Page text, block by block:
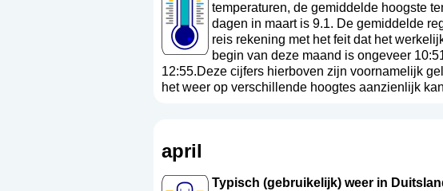
temperaturen, de gemiddelde hoogste
dagen in maart is 9.1. De gemiddelde
reis rekening met het feit dat het
begin van deze maand is ongeveer
12:55.Deze cijfers hierboven zijn voornamelijk
het weer op verschillende hoogtes aanzienlijk
april
Typisch (gebruikelijk) weer in